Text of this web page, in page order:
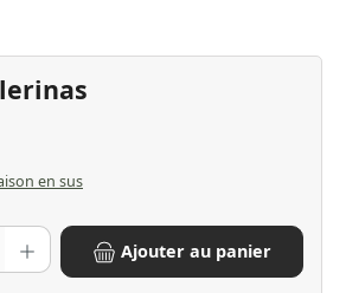
en sus
Entrez la quantité souhaitée ou utilisez les
Ajouter au panier